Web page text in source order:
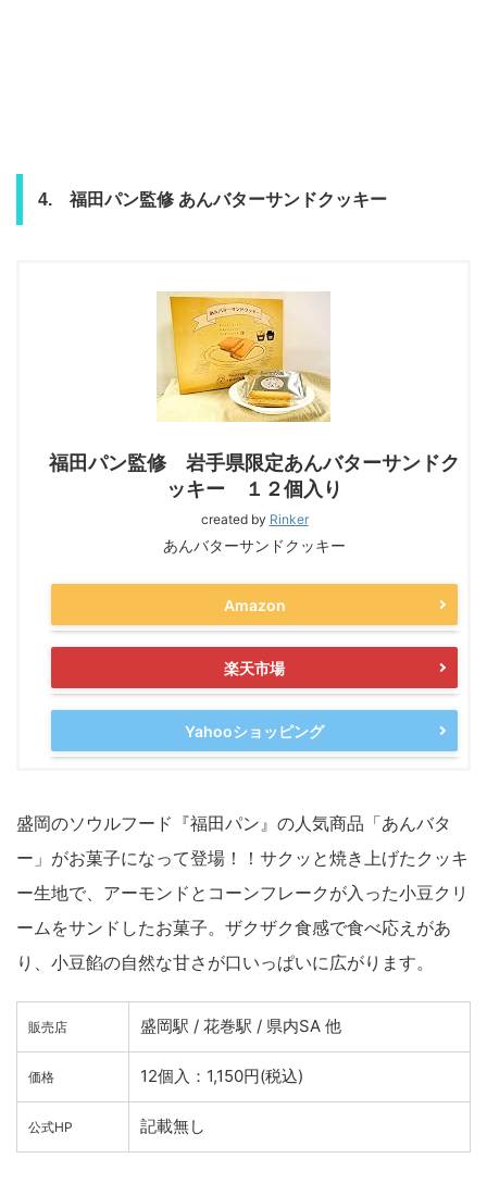
4. 福田パン監修 あんバターサンドクッキー
福田パン監修 岩手県限定あんバターサンドク
ッキー １２個入り
created by Rinker
あんバターサンドクッキー
Amazon
楽天市場
Yahooショッピング
盛岡のソウルフード『福田パン』の人気商品「あんバタ
ー」がお菓子になって登場！！サクッと焼き上げたクッキ
ー生地で、アーモンドとコーンフレークが入った小豆クリ
ームをサンドしたお菓子。ザクザク食感で食べ応えがあ
り、小豆餡の自然な甘さが口いっぱいに広がります。
販売店 盛岡駅 / 花巻駅 / 県内SA 他
価格 12個入：1,150円(税込)
公式HP 記載無し